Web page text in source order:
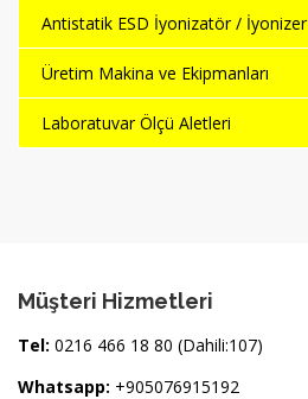
Antistatik ESD İyonizatör / İyonizer
Üretim Makina ve Ekipmanları
Laboratuvar Ölçü Aletleri
Müşteri Hizmetleri
Tel: 0216 466 18 80 (Dahili:107)
Whatsapp: +905076915192